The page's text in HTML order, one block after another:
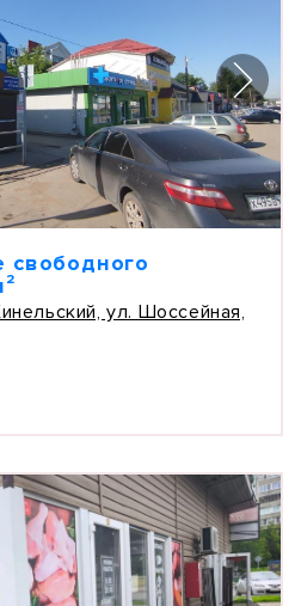
ул. Шоссейная,